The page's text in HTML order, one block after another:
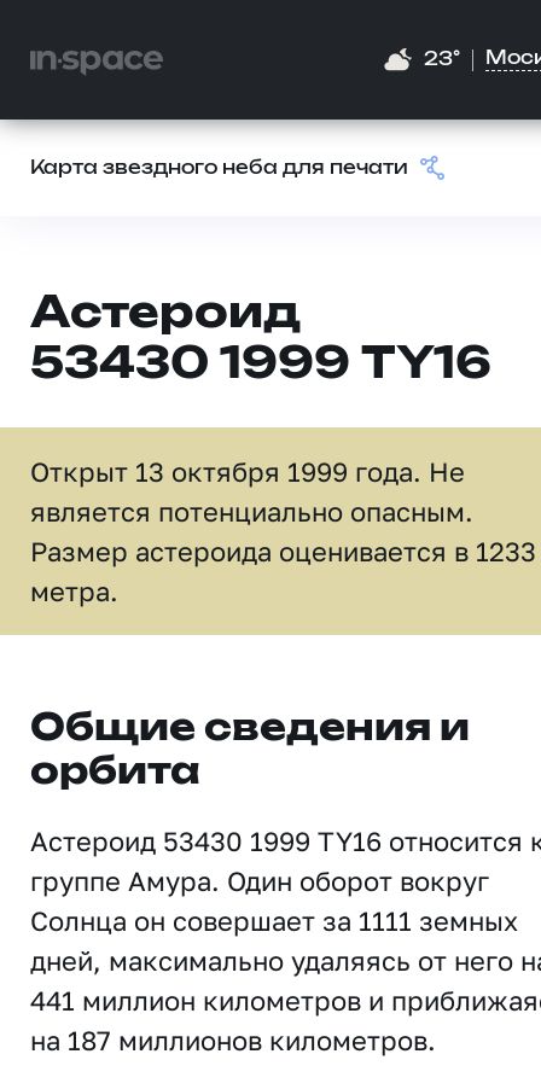
23°
Карта звездного неба для печати
Астероид
53430 1999 TY16
Открыт 13 октября 1999 года. Не
является потенциально опасным.
Размер астероида оценивается в 1233
метра.
Общие сведения и
орбита
Астероид 53430 1999 TY16 относится
группе Амура. Один оборот вокруг
Солнца он совершает за 1111 земных
дней, максимально удаляясь от него
441 миллион километров и
на 187 миллионов километров.